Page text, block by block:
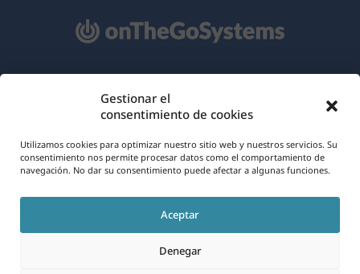
Gestionar el
consentimiento de cookies
Utilizamos cookies para optimizar nuestro sitio web y nuestros servicios. Su
consentimiento nos permite procesar datos como el comportamiento de
navegación. No dar su consentimiento puede afectar a algunas funciones.
Aceptar
Denegar
Español
RGPD y Política de Privacidad
Únete a nuestro equipo(se
abre
nueva
(se
abre
en
una
nueva
(se
abre
en
una
nueva
(se
abre
una